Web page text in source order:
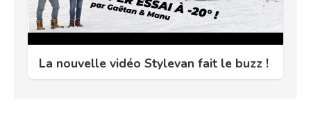
La nouvelle vidéo Stylevan fait le buzz !